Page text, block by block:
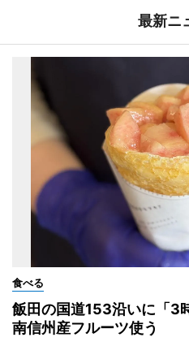
最新ニ
食べる
飯田の国道153沿いに「3
南信州産フルーツ使う